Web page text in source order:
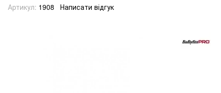
Артикул: 1908 Написати відгук